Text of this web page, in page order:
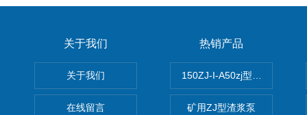
关于我们
关于我们
在线留言
热销产品
150ZJ-I-A50zj型渣浆泵
矿用ZJ型渣浆泵